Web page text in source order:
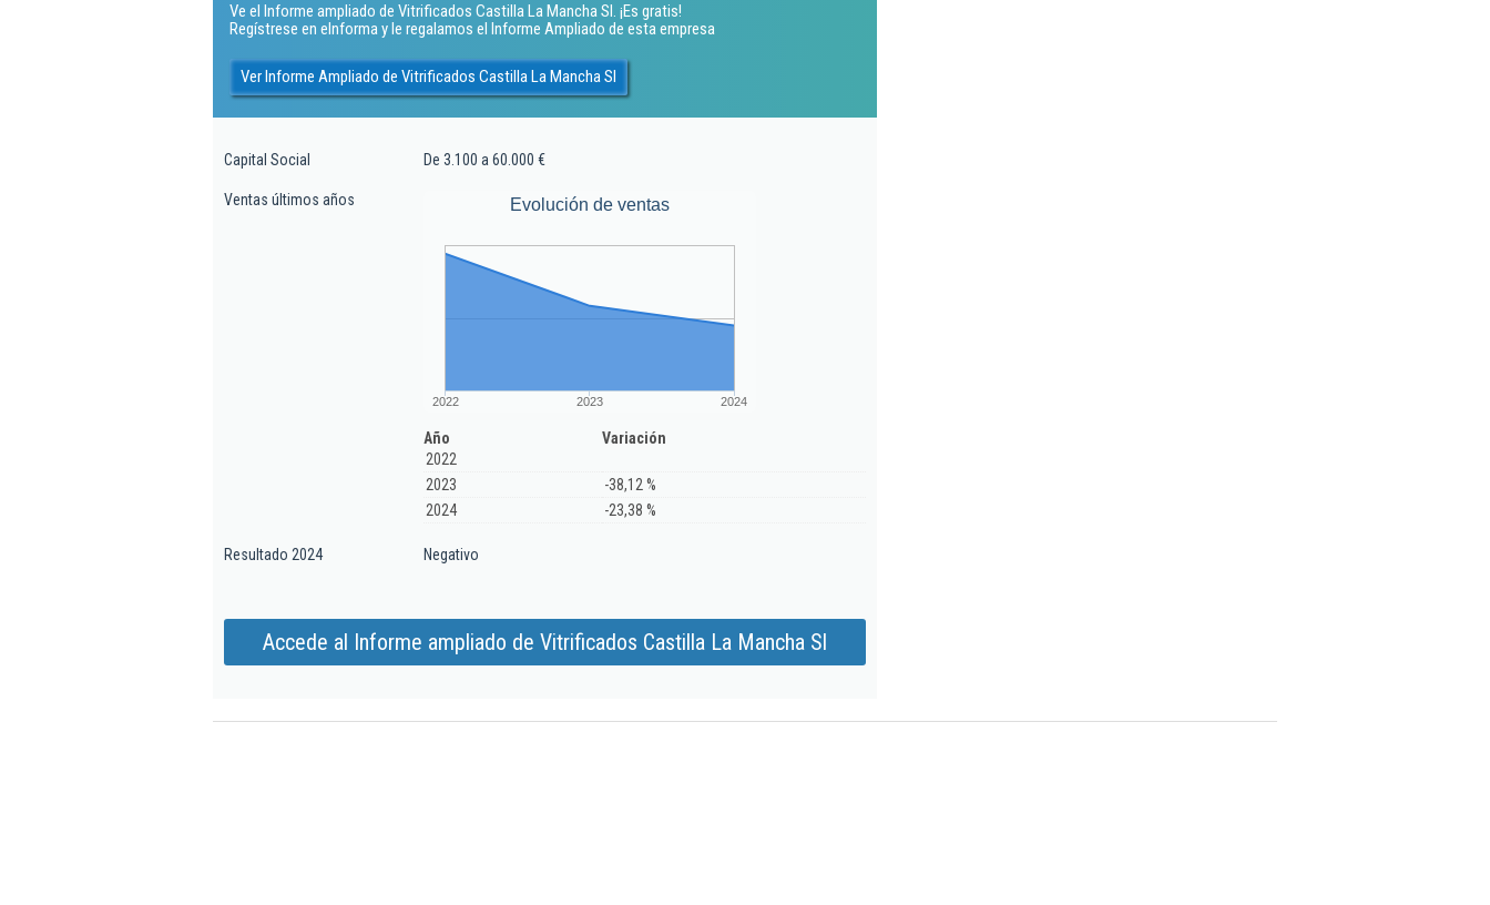
Ve el Informe ampliado de Vitrificados Castilla La Mancha Sl. ¡Es gratis!
Regístrese en eInforma y le regalamos el Informe Ampliado de esta empresa
Ver Informe Ampliado de Vitrificados Castilla La Mancha Sl
Capital Social De 3.100 a 60.000 €
Ventas últimos años Evolución de ventas
2022 2023 2024
Año
Variación
2022
2023
-38,12 %
2024
-23,38 %
Resultado 2024 Negativo
Accede al Informe ampliado de Vitrificados Castilla La Mancha Sl